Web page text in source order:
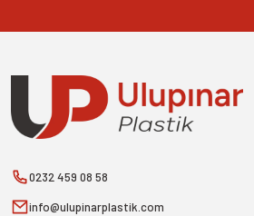
0232 459 08 58
info@ulupinarplastik.com